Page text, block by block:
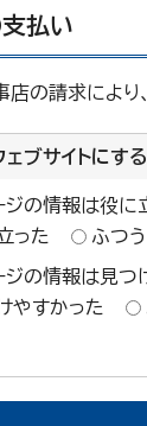
払い
店の請求により
ェブサイトにす
ジの情報は役に
った
ふつう
ジの情報は見つ
やすかった